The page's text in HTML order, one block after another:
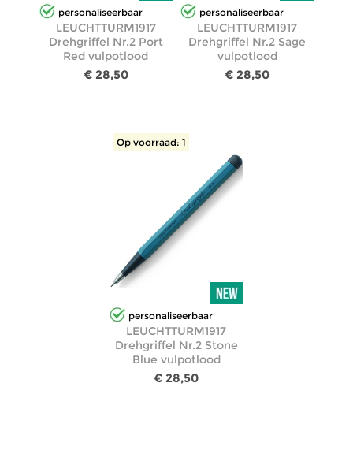
personaliseerbaar
LEUCHTTURM1917
Drehgriffel Nr.2 Port
Red vulpotlood
€ 28,50
personaliseerbaar
LEUCHTTURM1917
Drehgriffel Nr.2 Sage
vulpotlood
€ 28,50
personaliseerbaar
Op voorraad: 1
LEUCHTTURM1917
Drehgriffel Nr.2 Stone
Blue vulpotlood
€ 28,50